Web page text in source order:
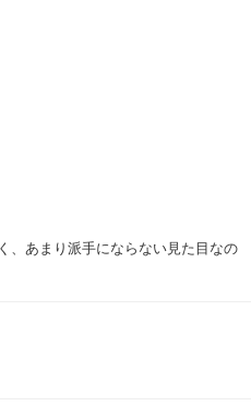
、あまり派手にならない見た目なの